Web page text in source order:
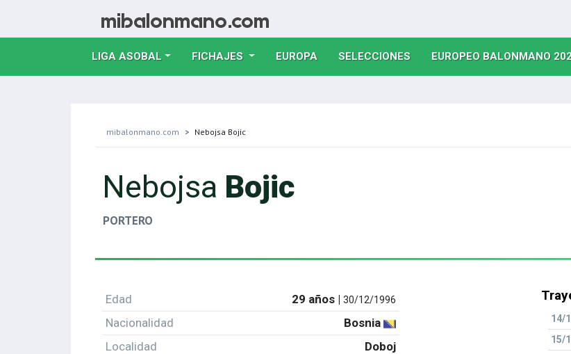
LIGA ASOBAL FICHAJES EUROPA(CURRENT)
SELECCIONES(CURRENT)
EUROPEO BALONMANO
mibalonmano.com Nebojsa Bojic
Nebojsa Bojic
PORTERO
Edad 29 años |30/12/1996
Nacionalidad
Bosnia
Localidad
Doboj
14/
15/